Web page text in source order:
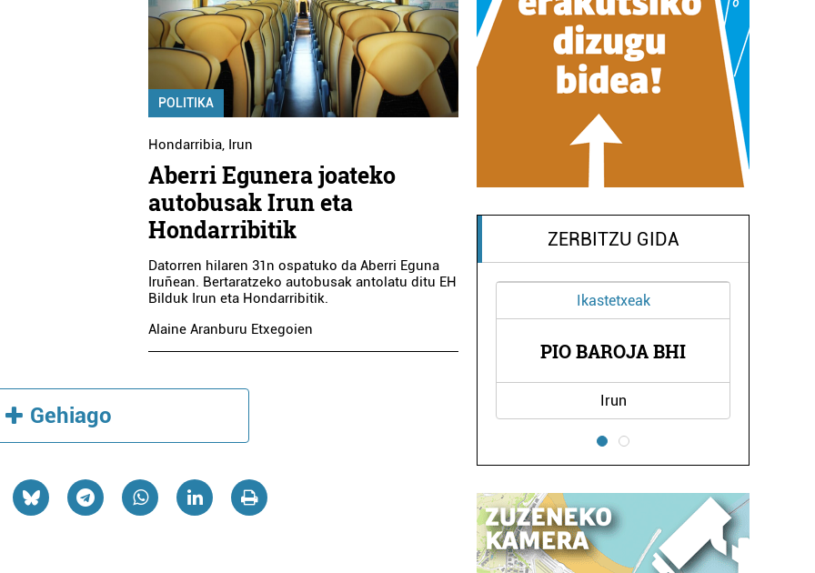
POLITIKA
Hondarribia, Irun
Aberri Egunera joateko
autobusak Irun eta
Hondarribitik
Datorren hilaren 31n ospatuko da Aberri Eguna
Iruñean. Bertaratzeko autobusak antolatu ditu EH
Bilduk Irun eta Hondarribitik.
Alaine Aranburu Etxegoien
Gehiago
ZERBITZU GIDA
Ikastetxeak
TKNIKA PIO BAROJA BHI